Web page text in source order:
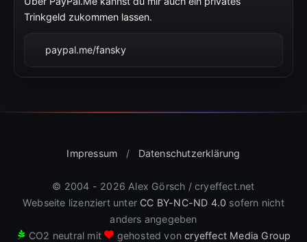
Trinkgeld zukommen lassen.
paypal.me/fansky
Impressum / Datenschutzerklärung
© 2004 - 2026 Alex Görsch / cryeffect.net
Webseite lizenziert unter CC BY-NC-ND 4.0 sofern nicht
anders angegeben
CO2 neutral mit gehosted voncryeffect Media Group